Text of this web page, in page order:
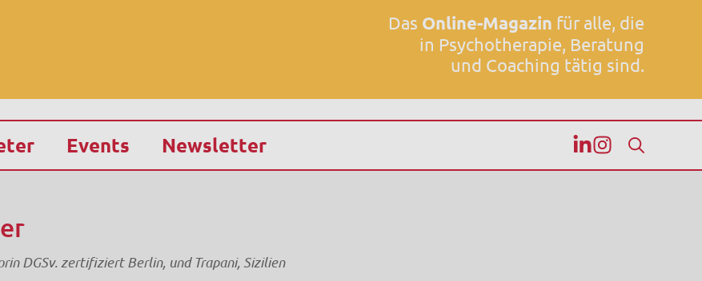
Das Online-Magazin für alle, die
in Psychotherapie, Beratung
und Coaching tätig sind.
Events Newsletter
DGSv. zertifiziert Berlin, und Trapani, Sizilien